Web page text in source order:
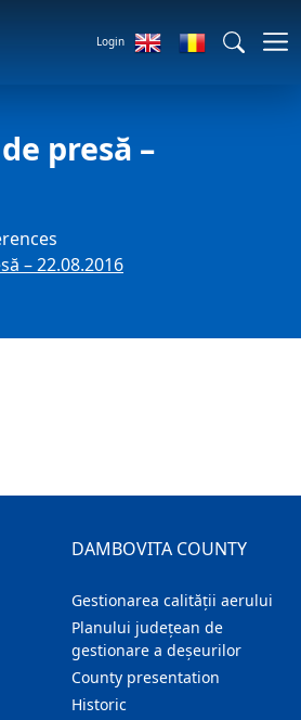
Login
presă –
– 22.08.2016
DAMBOVITA COUNTY
Gestionarea calității aerului
Planului județean de
gestionare a deșeurilor
County presentation
Historic